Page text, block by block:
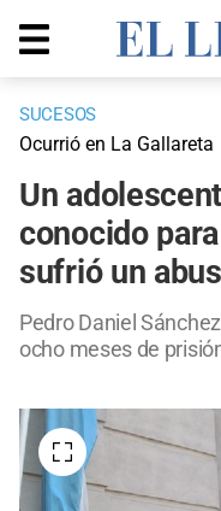
SUCESOS
Ocurrió en La Gallareta
Un
conocido
sufrió un
Pedro Daniel
ocho meses de